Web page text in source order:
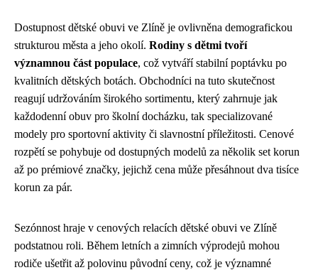
Dostupnost dětské obuvi ve Zlíně je ovlivněna demografickou
strukturou města a jeho okolí. Rodiny s dětmi tvoří
významnou část populace, což vytváří stabilní poptávku po
kvalitních dětských botách. Obchodníci na tuto skutečnost
reagují udržováním širokého sortimentu, který zahrnuje jak
každodenní obuv pro školní docházku, tak specializované
modely pro sportovní aktivity či slavnostní příležitosti. Cenové
rozpětí se pohybuje od dostupných modelů za několik set korun
až po prémiové značky, jejichž cena může přesáhnout dva tisíce
korun za pár.
Sezónnost hraje v cenových relacích dětské obuvi ve Zlíně
podstatnou roli. Během letních a zimních výprodejů mohou
rodiče ušetřit až polovinu původní ceny, což je významné